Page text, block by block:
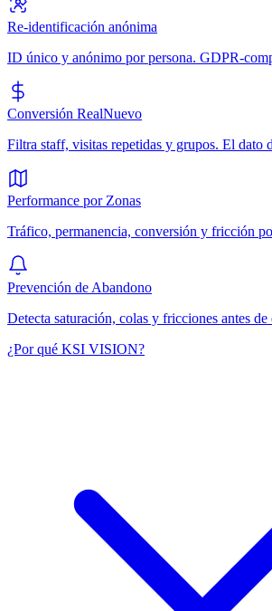
Re-identificación anónima
ID único y anónimo por persona. GDPR-
Conversión RealNuevo
Filtra staff, visitas repetidas y grupos. El dato
Performance por Zonas
Tráfico, permanencia, conversión y fricción
Prevención de Abandono
Detecta saturación, colas y fricciones antes
¿Por qué KSI VISION?